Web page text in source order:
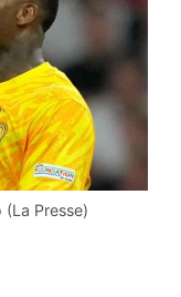
Presse)